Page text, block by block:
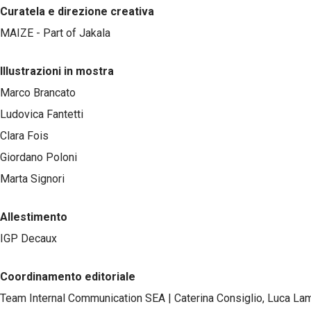
Curatela e direzione creativa
MAIZE - Part of Jakala
Illustrazioni in mostra
Marco Brancato
Ludovica Fantetti
Clara Fois
Giordano Poloni
Marta Signori
Allestimento
IGP Decaux
Coordinamento editoriale
Team Internal Communication SEA | Caterina Consiglio, Luca